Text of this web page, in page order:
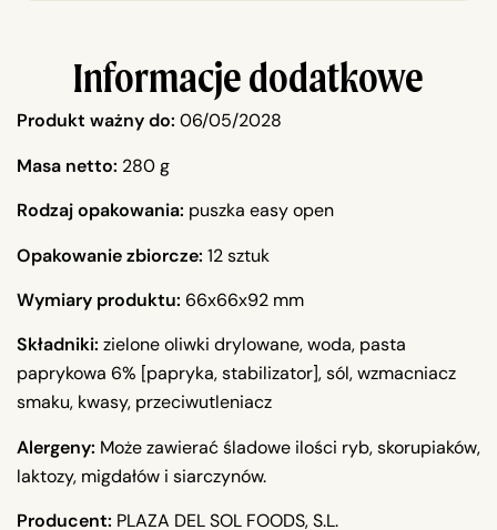
Informacje dodatkowe
Produkt ważny do: 06/05/2028
Masa netto: 280 g
Rodzaj opakowania: puszka easy open
Opakowanie zbiorcze: 12 sztuk
Wymiary produktu: 66x66x92 mm
Składniki: zielone oliwki drylowane, woda, pasta
paprykowa 6% [papryka, stabilizator], sól, wzmacniacz
smaku, kwasy, przeciwutleniacz
Alergeny: Może zawierać śladowe ilości ryb, skorupiaków,
laktozy, migdałów i siarczynów.
Producent: PLAZA DEL SOL FOODS, S.L.